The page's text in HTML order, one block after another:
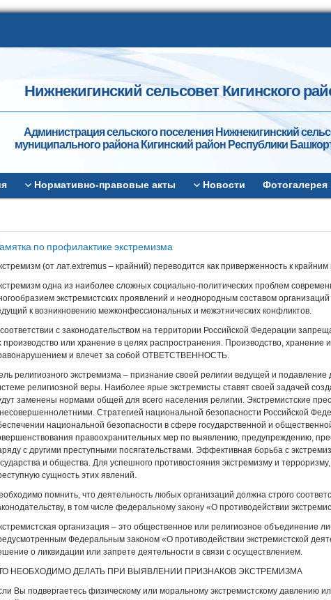
Нижнекигинский сельсовет Кигинского
Администрация сельского поселения Нижнекигинский
муниципального района Кигинский район Республики
Нормативно-правовые акты Новости Фотогалерея
по профилактике экстремизма
(от лат.ехtremus – крайний) переводится как приверженность к
одна из наиболее сложных социально-политических проблем
экстремистских проявлений и неоднородным составом
к возникновению межконфессиональных и межэтнических конфликтов.
с законодательством на территории Российской Федерации
производство или хранение в целях распространения. Производство, хранение
и влечет за собой ОТВЕТСТВЕННОСТЬ.
религиозного экстремизма – признание своей религии ведущей и
религиозной веры. Наиболее ярые экстремисты ставят своей задачей
заменены нормами общей для всего населения религии. Экстремистские
Стратегией национальной безопасности Российской
национальной безопасности в сфере государственной и
правоохранительных мер по выявлению, предупреждению,
с другими преступными посягательствами. Эффективная борьба с
и общества. Для успешного противостояния экстремизму и
сущность этих явлений.
помнить, что деятельность любых организаций должна строго
в том числе федеральному закону «О противодействии
организация – это общественное или религиозное объединение
Федеральным законом «О противодействии экстремистской
о ликвидации или запрете деятельности в связи с осуществлением.
НЕОБХОДИМО ДЕЛАТЬ ПРИ ВЫЯВЛЕНИИ ПРИЗНАКОВ ЭКСТРЕМИЗМА
Вы подвергаетесь физическому или моральному экстремистскому давлению